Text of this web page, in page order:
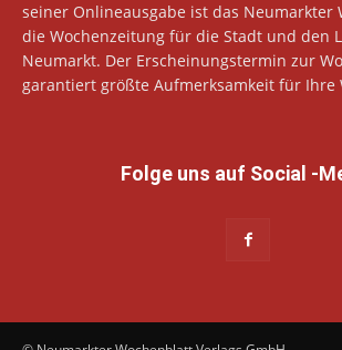
seiner Onlineausgabe ist das Neumarkter
die Wochenzeitung für die Stadt und den
Neumarkt. Der Erscheinungstermin zur
garantiert größte Aufmerksamkeit für Ihre
Folge uns auf Social -